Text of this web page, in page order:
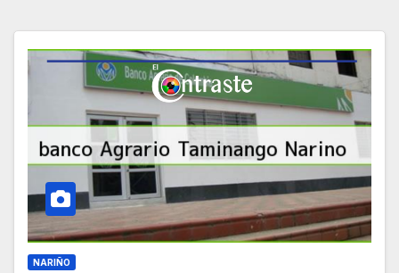
NARIÑO